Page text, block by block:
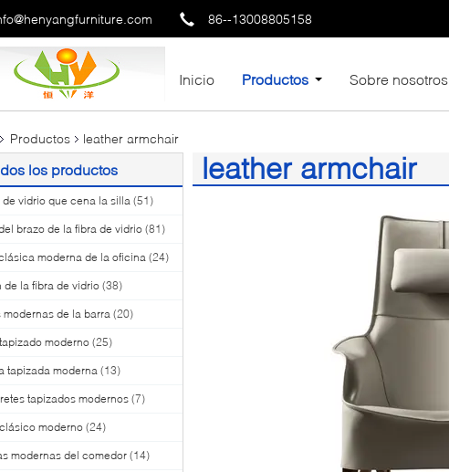
86--13008805158
Inicio Productos Sobre nosotros
Productos leather armchair
los productos
de vidrio que cena la silla (51)
brazo de la fibra de vidrio (81)
moderna de la oficina (24)
de la fibra de vidrio (38)
modernas de la barra (20)
moderno (25)
tapizada moderna (13)
tapizados modernos (7)
moderno (24)
modernas del comedor (14)
leather armchair